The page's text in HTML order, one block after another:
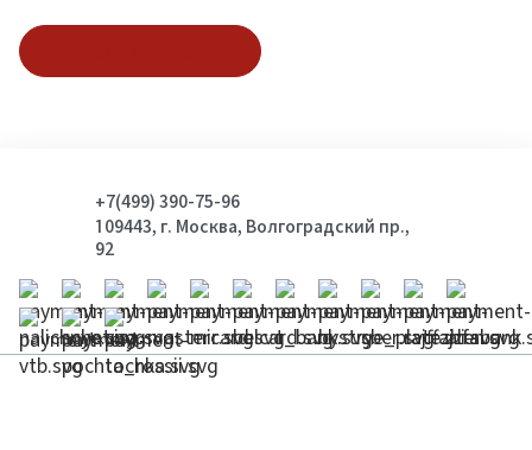
Отец 1.5 ml
+7(499) 390-75-96
109443, г. Москва, Волгоградский пр.,
92